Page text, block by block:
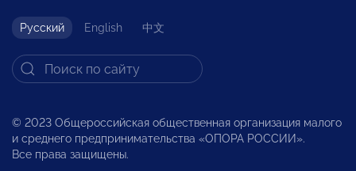
Русский English 中文
© 2023 Общероссийская общественная организация малого
и среднего предпринимательства «ОПОРА РОССИИ».
Все права защищены.